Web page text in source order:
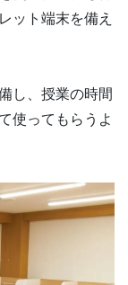
ット端末を備え
し、授業の時間
使ってもらうよ